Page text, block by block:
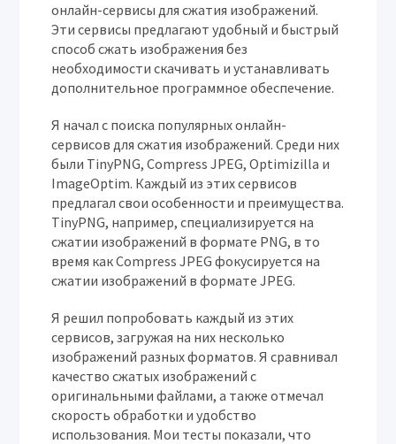
онлайн-сервисы для сжатия изображений.
Эти сервисы предлагают удобный и быстрый
способ сжать изображения без
необходимости скачивать и устанавливать
дополнительное программное обеспечение.
Я начал с поиска популярных онлайн-
сервисов для сжатия изображений. Среди них
были TinyPNG, Compress JPEG, Optimizilla и
ImageOptim. Каждый из этих сервисов
предлагал свои особенности и преимущества.
TinyPNG, например, специализируется на
сжатии изображений в формате PNG, в то
время как Compress JPEG фокусируется на
сжатии изображений в формате JPEG.
Я решил попробовать каждый из этих
сервисов, загружая на них несколько
изображений разных форматов. Я сравнивал
качество сжатых изображений с
оригинальными файлами, а также отмечал
скорость обработки и удобство
использования. Мои тесты показали, что